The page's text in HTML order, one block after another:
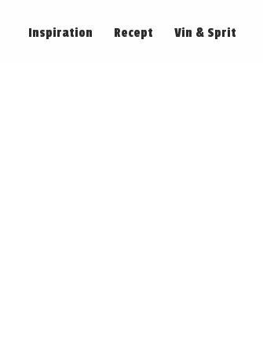
Inspiration Recept Vin & Sprit